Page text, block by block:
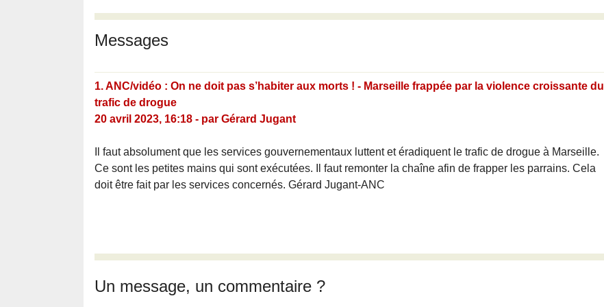
Messages
1.ANC/vidéo : On ne doit pas s’habiter aux morts ! - Marseille frappée par la violence croissante du
trafic de drogue
20 avril 2023, 16:18 - par Gérard Jugant
Il faut absolument que les services gouvernementaux luttent et éradiquent le trafic de drogue à Marseille.
Ce sont les petites mains qui sont exécutées. Il faut remonter la chaîne afin de frapper les parrains. Cela
doit être fait par les services concernés. Gérard Jugant-ANC
Un message, un commentaire ?